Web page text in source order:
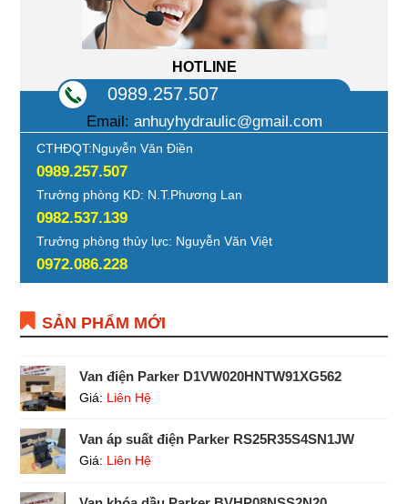
HOTLINE
0989.257.507
Email: anhuyhydraulic@gmail.com
CTHĐQT:Nguyễn Văn Điền
0989.257.507
Trưởng phòng KD: N.T.Phương Lan
0982.537.139
Trưởng phòng thủy lực: Nguyễn Văn Việt
0972.086.228
SẢN PHẨM MỚI
Van điện Parker D1VW020HNTW91XG562
Giá: Liên Hệ
Van áp suất điện Parker RS25R35S4SN1JW
Giá: Liên Hệ